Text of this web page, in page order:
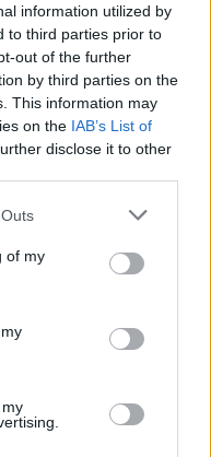
information utilized by
to third parties prior to
out of the further
by third parties on the
This information may
on the IAB’s List of
disclose it to other
of my